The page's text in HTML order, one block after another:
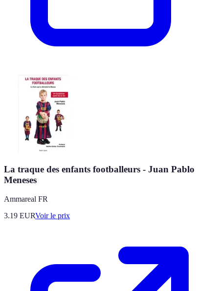
La traque des enfants footballeurs - Juan Pablo
Meneses
Ammareal FR
3.19 EURVoir le prix